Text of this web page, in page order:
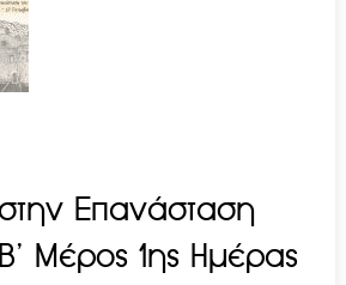
Επανάσταση
Mέρος 1ης Ημέρας